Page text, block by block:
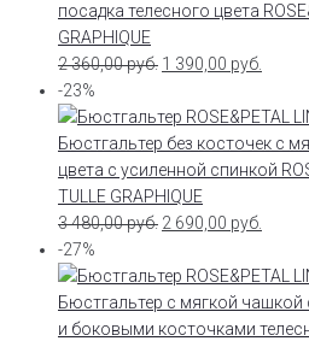
посадка телесного цвета
GRAPHIQUE
2 360,00руб. 1 390,00 руб.
-23%
Бюстгальтер без косточек с
цвета с усиленной спинкой
TULLE GRAPHIQUE
3 480,00руб. 2 690,00 руб.
-27%
Бюстгальтер с мягкой
и боковыми косточками